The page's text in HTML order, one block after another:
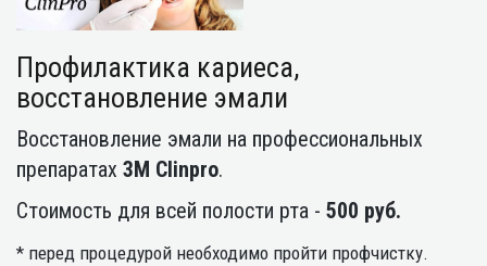
Профилактика кариеса,
восстановление эмали
Восстановление эмали на профессиональных
препаратах 3M Clinpro.
Стоимость для всей полости рта - 500 руб.
* перед процедурой необходимо пройти профчистку.